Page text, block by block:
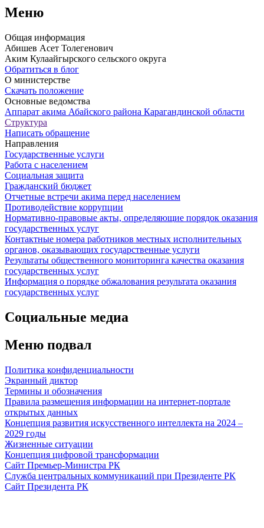
Меню
Общая информация
Абишев Асет Толегенович
Аким Кулаайгырского сельского округа
Обратиться в блог
О министерстве
Скачать положение
Основные ведомства
Аппарат акима Абайского района Карагандинской области
Структура
Написать обращение
Направления
Государственные услуги
Работа с населением
Социальная защита
Гражданский бюджет
Отчетные встречи акима перед населением
Противодействие коррупции
Нормативно-правовые акты, определяющие порядок оказания
государственных услуг
Контактные номера работников местных исполнительных
органов, оказывающих государственные услуги
Результаты общественного мониторинга качества оказания
государственных услуг
Информация о порядке обжалования результата оказания
государственных услуг
Социальные медиа
Меню подвал
Политика конфиденциальности
Экранный диктор
Термины и обозначения
Правила размещения информации на интернет-портале
открытых данных
Концепция развития искусственного интеллекта на 2024 –
2029 годы
Жизненные ситуации
Концепция цифровой трансформации
Сайт Премьер-Министра РК
Служба центральных коммуникаций при Президенте РК
Сайт Президента РК